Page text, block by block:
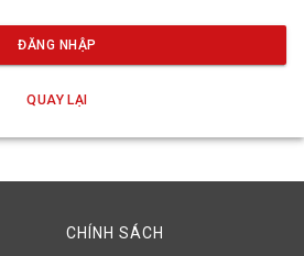
ĐĂNG NHẬP
QUAY LẠI
CHÍNH SÁCH